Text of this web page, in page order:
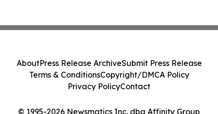
© 1995-2026 Newsmatics Inc. dba Affinity Group
AboutPress Release ArchiveSubmit Press Release
Terms & ConditionsCopyright/DMCA Policy
Privacy PolicyContact